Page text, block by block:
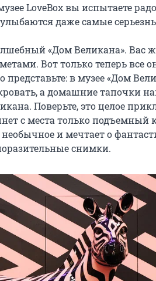
LoveBox вы испытаете
даже самые
«Дом Великана». Вас
Вот только теперь все
в музее «Дом
а домашние тапочки
Поверьте, это целое
с места только
и мечтает о
снимки.